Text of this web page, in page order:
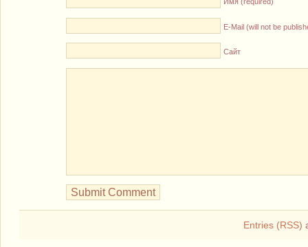
E-Mail (will not be
Сайт
Entries (RSS)